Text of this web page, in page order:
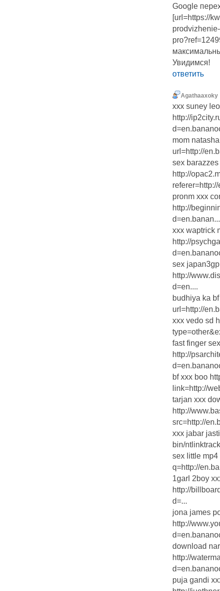
Google
[url=https://
Увидимся!
ответить
Agathaaxoky
xxx suney
http://
mom
url=http://
sex barazzes
http://
pronm xxx
http://
d=en.banan...
xxx waptrick
http://
sex
http://
d=en....
budhiya ka
url=http://
xxx vedo sd
fast finger sex
http://
bf xxx boo
link=http://
tarjan xxx
http://
src=http://
xxx jabar
bin/
sex little
q=http://
1garl 2boy
http://
d=...
jona james
http://
download
http://
puja gandi